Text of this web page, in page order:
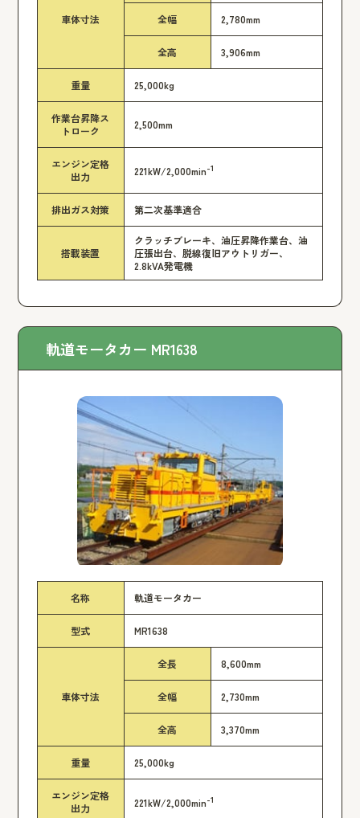
車体寸法 全幅 2,780mm
全高 3,906mm
重量 25,000kg
作業台昇降ス
トローク
2,500mm
エンジン定格
出力
221kW/2,000min-1
排出ガス対策 第二次基準適合
搭載装置
クラッチブレーキ、油圧昇降作業台、油
圧張出台、脱線復旧アウトリガー、
2.8kVA発電機
軌道モータカー MR1638
名称 軌道モータカー
型式 MR1638
車体寸法
全長 8,600mm
全幅 2,730mm
全高 3,370mm
重量 25,000kg
エンジン定格
出力
221kW/2,000min-1